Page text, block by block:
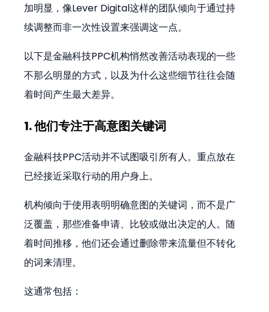
加明显，像Lever Digital这样的团队倾向于通过持
续调整而非一次性设置来强调这一点。
以下是金融科技PPC机构悄然改善活动表现的一些
不那么明显的方式，以及为什么这些细节往往会随
着时间产生最大差异。
1. 他们专注于高意图关键词
金融科技PPC活动并不试图吸引所有人。重点放在
已经接近采取行动的用户身上。
机构倾向于使用表明明确意图的关键词，而不是广
泛覆盖，那些准备申请、比较或做出决定的人。随
着时间推移，他们还会通过删除带来流量但不转化
的词来清理。
这通常包括：